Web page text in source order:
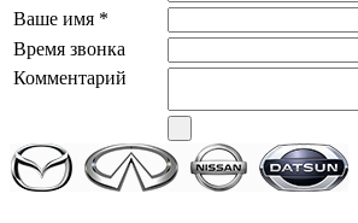
Ваше имя *
Время звонка
Комментарий